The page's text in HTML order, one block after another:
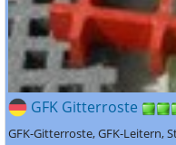
GFK Gitterroste
GFK-Gitterroste, GFK-Leitern,